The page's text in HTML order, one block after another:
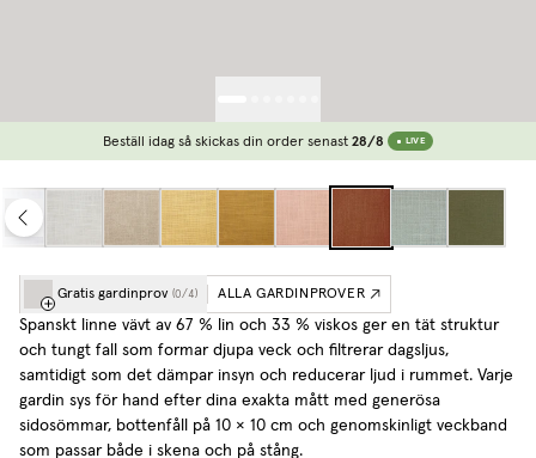
Beställ idag så skickas din order senast 28/8 LIVE
Gratis gardinprov (0/4) ALLA GARDINPROVER
Spanskt linne vävt av 67 % lin och 33 % viskos ger en tät struktur
och tungt fall som formar djupa veck och filtrerar dagsljus,
samtidigt som det dämpar insyn och reducerar ljud i rummet. Varje
gardin sys för hand efter dina exakta mått med generösa
sidosömmar, bottenfåll på 10 × 10 cm och genomskinligt veckband
som passar både i skena och på stång.